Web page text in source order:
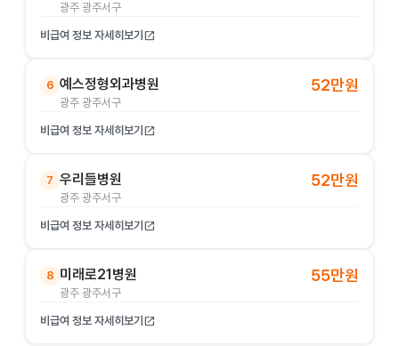
광주 광주서구
비급여 정보 자세히보기 open_in_new
6 예스정형외과병원
광주 광주서구
52만원
비급여 정보 자세히보기 open_in_new
7 우리들병원
광주 광주서구
52만원
비급여 정보 자세히보기 open_in_new
8 미래로21병원
광주 광주서구
55만원
비급여 정보 자세히보기 open_in_new